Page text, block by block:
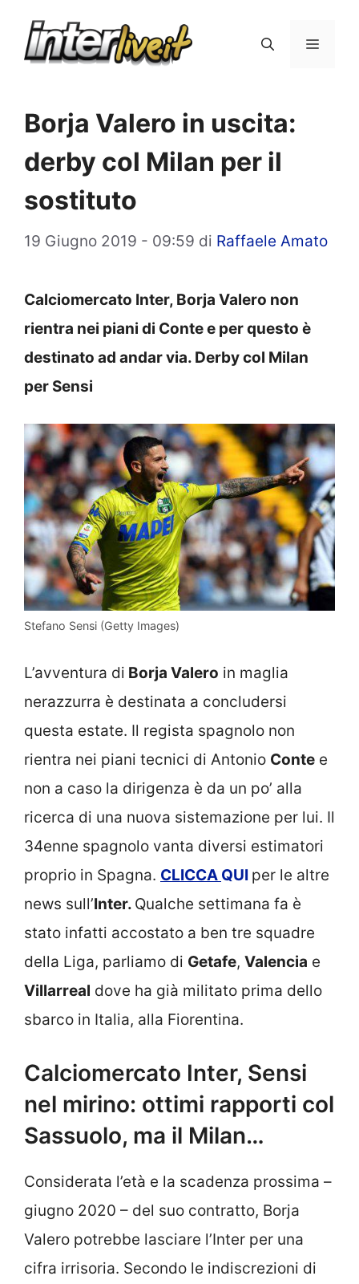
Menu
Borja Valero in uscita:
derby col Milan per il
sostituto
19 Giugno 2019 - 09:59 di Raffaele Amato
Calciomercato Inter, Borja Valero non
rientra nei piani di Conte e per questo è
destinato ad andar via. Derby col Milan
per Sensi
Stefano Sensi (Getty Images)
L’avventura di Borja Valero in maglia
nerazzurra è destinata a concludersi
questa estate. Il regista spagnolo non
rientra nei piani tecnici di Antonio Conte e
non a caso la dirigenza è da un po’ alla
ricerca di una nuova sistemazione per lui. Il
34enne spagnolo vanta diversi estimatori
proprio in Spagna. CLICCA QUI per le altre
news sull’Inter. Qualche settimana fa è
stato infatti accostato a ben tre squadre
della Liga, parliamo di Getafe, Valencia e
Villarreal dove ha già militato prima dello
sbarco in Italia, alla Fiorentina.
Calciomercato Inter, Sensi
nel mirino: ottimi rapporti col
Sassuolo, ma il Milan…
Considerata l’età e la scadenza prossima –
giugno 2020 – del suo contratto, Borja
Valero potrebbe lasciare l’Inter per una
cifra irrisoria. Secondo le indiscrezioni di